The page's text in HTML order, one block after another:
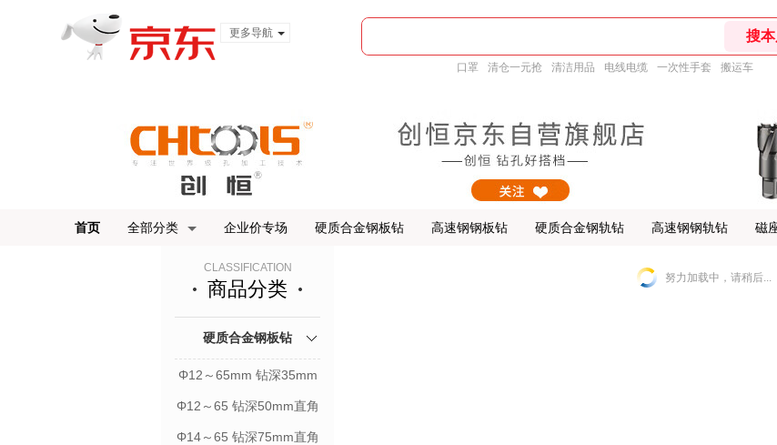
更多导航
口罩 清仓一元抢 清洁用品 电线电缆 一次性手套 搬运车
首页 全部分类 企业价专场 硬质合金钢板钻 高速钢钢板钻 硬质合金钢轨钻 高速钢钢轨钻 磁
CLASSIFICATION
商品分类
硬质合金钢板钻
Φ12～65mm 钻深35mm
Φ12～65 钻深50mm直角
Φ14～65 钻深75mm直角
努力加载中，请稍后...